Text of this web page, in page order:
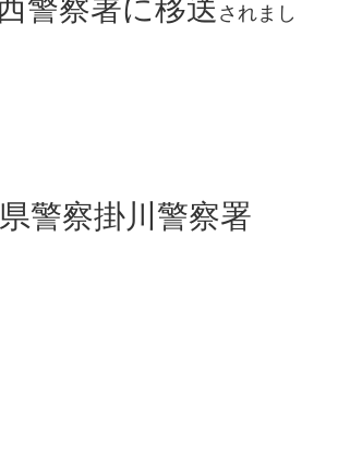
警察署に移送 されまし
警察掛川警察署